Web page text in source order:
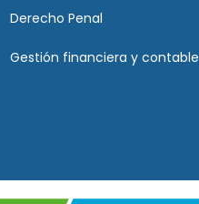
Derecho Penal
Gestión financiera y contable